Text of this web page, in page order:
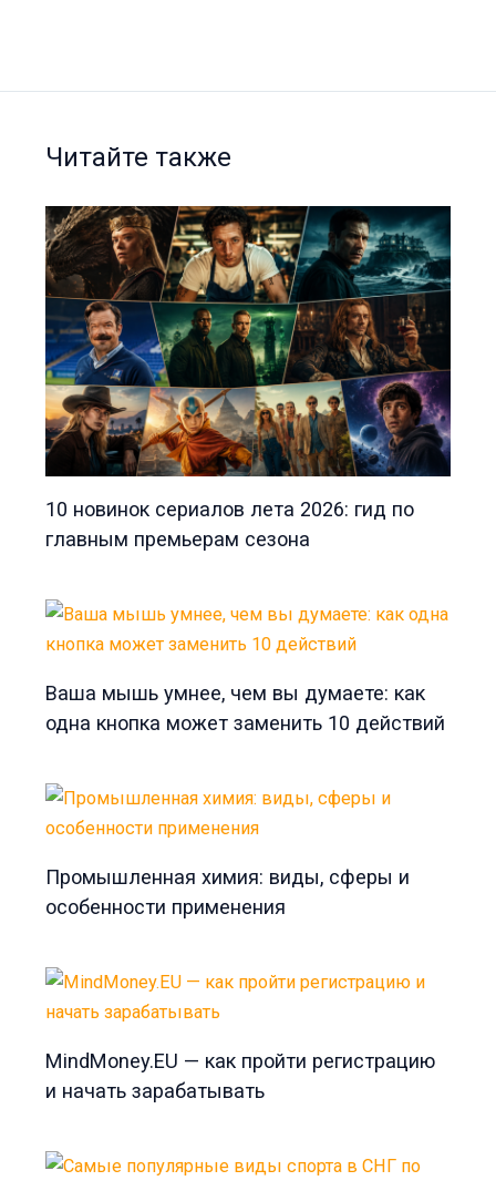
Читайте также
10 новинок сериалов лета 2026: гид по
главным премьерам сезона
Ваша мышь умнее, чем вы думаете: как
одна кнопка может заменить 10 действий
Промышленная химия: виды, сферы и
особенности применения
MindMoney.EU — как пройти регистрацию
и начать зарабатывать